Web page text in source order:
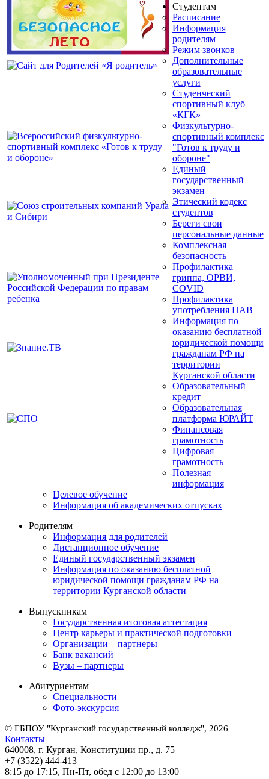
Студентам
Расписание
Информация
родителям
Режим звонков
Дополнительные
образовательные
услуги
Студенческий
спортивный клуб
«КГК»
Физкультурно-
спортивный комплекс
"Готов к труду и
обороне"
Единый
государственный
экзамен
Этический кодекс
студентов
Береги свои
персональные данные
Комплексная
безопасность
Профилактика
гриппа, ОРВИ,
COVID
Профилактика
употребления ПАВ
Информация по
оказанию бесплатной
юридической помощи
гражданам РФ на
территории
Курганской области
Образовательный
кредит
Образовательная
платформа ЮРАЙТ
Финансовая
грамотность
Цифровая
грамотность
Полезная
информация
Целевое обучение
Информация об академических отпусках
Родителям
Информация для родителей
Дистанционное обучение
Единый государственный экзамен
Информация по оказанию бесплатной
юридической помощи гражданам РФ на
территории Курганской области
Выпускникам
Государственная итоговая аттестация
Центр карьеры и практической подготовки
Организации – партнеры
Банк вакансий
Вузы – партнеры
Абитуриентам
Специальности
Фото-экскурсия
© ГБПОУ "Курганский государственный колледж", 2026
Контакты
640008, г. Курган, Конституции пр., д. 75
+7 (3522) 444-413
8:15 до 17:15, Пн-Пт, обед с 12:00 до 13:00